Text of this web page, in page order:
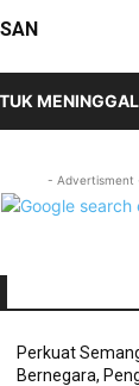
- Advertisment
Perkuat
Bernegara,